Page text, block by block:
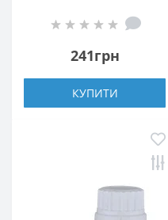
NV-QP5007 під ключ з
241грн
КУПИТИ